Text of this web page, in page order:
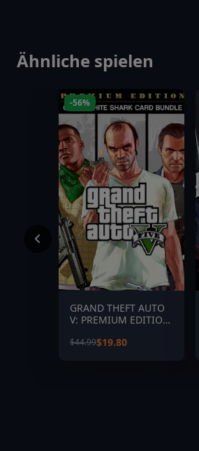
Ähnliche spielen
-56%
GRAND THEFT AUTO
V: PREMIUM EDITION
Card Bundle
$44.99$19.80